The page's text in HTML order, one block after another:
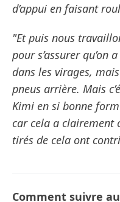
d’appui en faisant
"Et puis nous
pour s’assurer qu’on
dans les virages,
pneus arrière. Mais
Kimi en si bonne
car cela a clairement
tirés de cela ont
Comment suivre